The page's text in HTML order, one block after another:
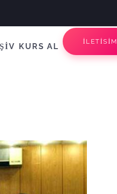
KURS AL
İLETİSİM